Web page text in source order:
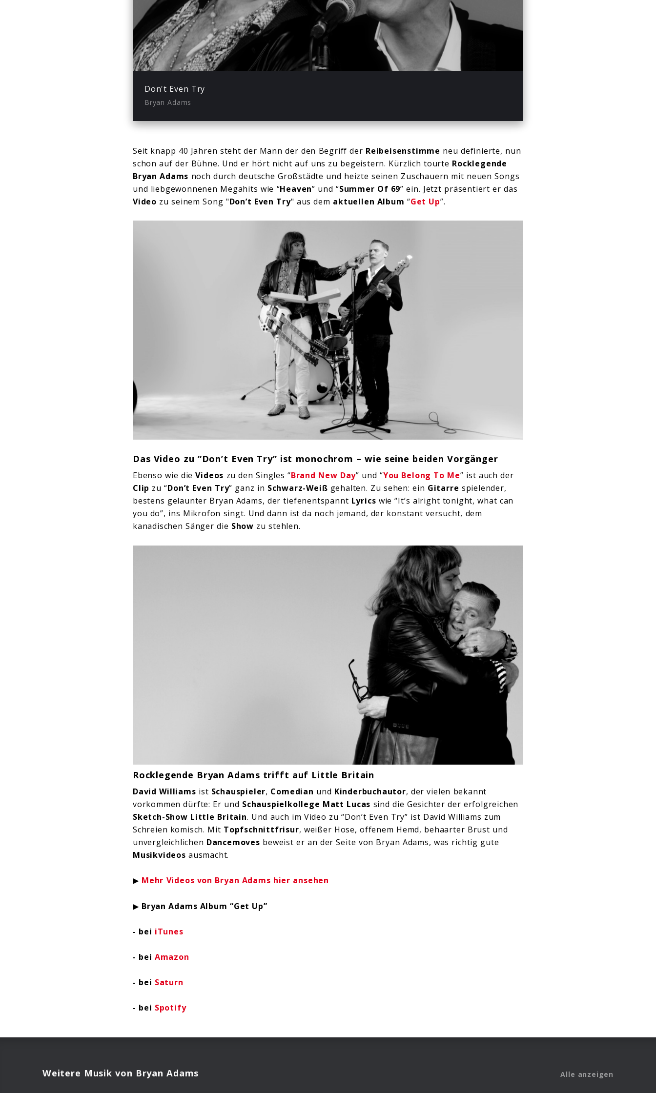
Play
-02:44
Mute
Enter
Don't Even Try
Bryan Adams
Seit knapp 40 Jahren steht der Mann der den Begriff der Reibeisenstimme neu definierte, nun
schon auf der Bühne. Und er hört nicht auf uns zu begeistern. Kürzlich tourte Rocklegende
Bryan Adams noch durch deutsche Großstädte und heizte seinen Zuschauern mit neuen Songs
und liebgewonnenen Megahits wie “Heaven” und “Summer Of 69” ein. Jetzt präsentiert er das
Video zu seinem Song "Don’t Even Try" aus dem aktuellen Album “Get Up”.
Das Video zu “Don’t Even Try” ist monochrom – wie seine beiden Vorgänger
Ebenso wie dieVideos zu den Singles “Brand New Day” und “You Belong To Me” ist auch der
Clip zu “Don’t Even Try” ganz in Schwarz-Weiß gehalten. Zu sehen: ein Gitarre spielender,
bestens gelaunter Bryan Adams, der tiefenentspannt Lyrics wie “It’s alright tonight, what can
you do”, ins Mikrofon singt. Und dann ist da noch jemand, der konstant versucht, dem
kanadischen Sänger die Show zu stehlen.
Rocklegende Bryan Adams trifft auf Little Britain
David Williams ist Schauspieler, Comedian und Kinderbuchautor, der vielen bekannt
vorkommen dürfte: Er und Schauspielkollege Matt Lucas sind die Gesichter der erfolgreichen
Sketch-Show Little Britain. Und auch im Video zu “Don’t Even Try” ist David Williams zum
Schreien komisch. Mit Topfschnittfrisur, weißer Hose, offenem Hemd, behaarter Brust und
unvergleichlichen Dancemoves beweist er an der Seite von Bryan Adams, was richtig gute
Musikvideos ausmacht.
▶ Mehr Videos von Bryan Adams hier ansehen
▶ Bryan Adams Album “Get Up”
- bei iTunes
- bei Amazon
- bei Saturn
- bei Spotify
Weitere Musik von Bryan Adams Alle anzeigen